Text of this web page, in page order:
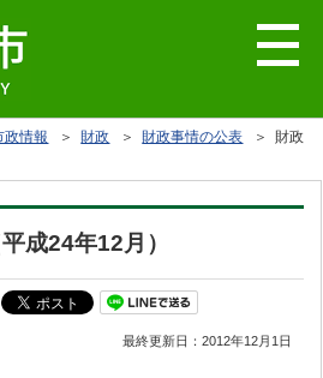
政情報 ＞財政 ＞財政事情の公表 ＞ 財政
成24年12月）
最終更新日：2012年12月1日